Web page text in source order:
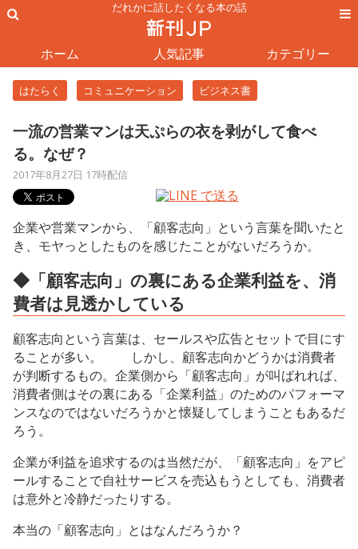
だれかに話したくなる本の話
ホーム 人気記事 カテゴリー
はたらく コミュニケーション ビジネス書
一流の営業マンは天ぷらの衣を剥がして食べ
る。なぜ？
2017年8月27日 17時配信
企業や営業マンから、「顧客志向」という言葉を聞いたと
き、モヤっとしたものを感じたことがないだろうか。
◆「顧客志向」の裏にある企業利益を、消
費者は見透かしている
顧客志向という言葉は、セールスや広告とセットで目にす
ることが多い。 しかし、顧客志向かどうかは消費者
が判断するもの。企業側から「顧客志向」が叫ばれれば、
消費者側はその裏にある「企業利益」のためのパフォーマ
ンスなのではないだろうかと懐疑してしまうこともあるだ
ろう。
企業が利益を追求するのは当然だが、「顧客志向」をアピ
ールすることで自社サービスを売込もうとしても、消費者
は意外と冷静だったりする。
本当の「顧客志向」とはなんだろうか？